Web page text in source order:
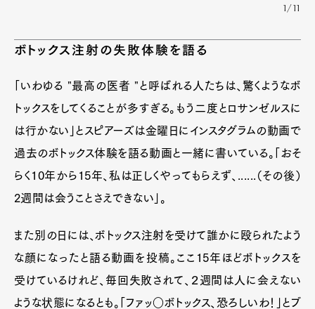
1/11
ボトックス注射の失敗体験を語る
「いわゆる "最高の医者 "と呼ばれる人たちは、驚くようなボ
トックスをしてくることが多すぎる。もう二度とロサンゼルスに
は行かない」とスピアーズは金曜日にインスタグラムの動画で
過去のボトックス体験を語る動画と一緒に書いている。「おそ
らく10年から15年、私は正しくやってもらえず、......（その後）
2週間は会うことさえできない」。
また別の日には、ボトックス注射を受けて誰かに殴られたよう
な顔になったと語る動画を投稿。ここ15年ほどボトックスを
受けているけれど、毎回失敗されて、２週間は人に会えない
ような状態になるとも。「ファッ○ボトックス、恐ろしいわ！」とブ